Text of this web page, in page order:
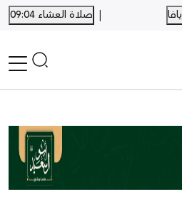
| صلاة العشاء 09:04